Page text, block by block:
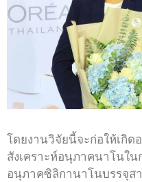
โดยงานวิจัยนี้จะก่อให้เกิ
สังเคราะห์อนุภาคนาโนใ
อนุภาคซิลิกานาโนบรรจุส